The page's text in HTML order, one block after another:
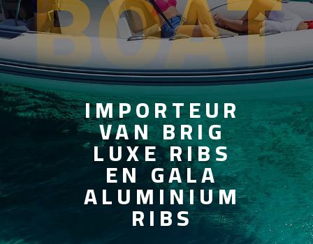
IMPORTEUR
VAN BRIG
LUXE RIBS
EN GALA
ALUMINIUM
RIBS